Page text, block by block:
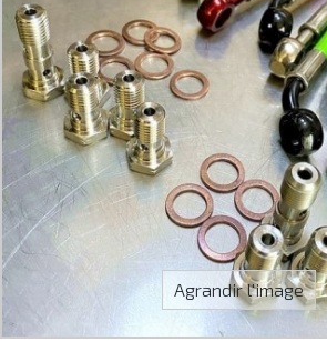
Agrandir l'image